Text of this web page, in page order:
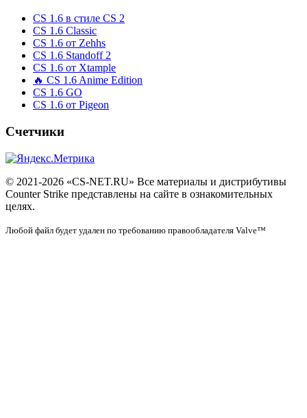
CS 1.6 в стиле CS 2
CS 1.6 Classic
CS 1.6 от Zehhs
CS 1.6 Standoff 2
CS 1.6 от Xtample
🔥 CS 1.6 Anime Edition
CS 1.6 GO
CS 1.6 от Pigeon
Счетчики
© 2021-2026 «CS-NET.RU» Все материалы и дистрибутивы
Counter Strike представлены на сайте в ознакомительных
целях.
Любой файл будет удален по требованию правообладателя Valve™